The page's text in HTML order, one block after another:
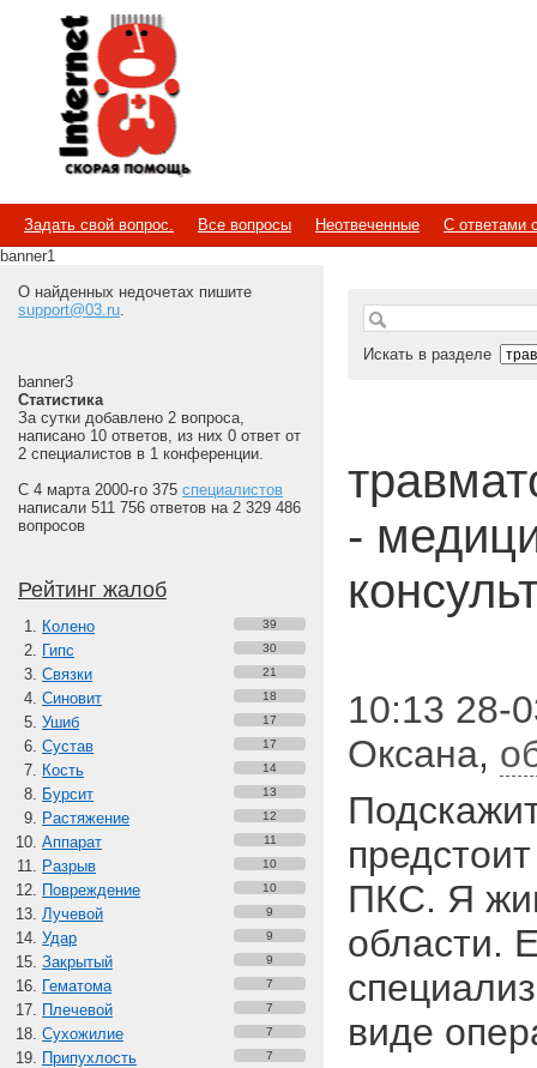
Internet
Скорая помощь
Задать свой вопрос. Все вопросы Неотвеченные
С ответами
banner1
О найденных недочетах пишите
support@03.ru.
banner3
Статистика
За сутки добавлено 2 вопроса,
написано 10 ответов, из них 0 ответ от
2 специалистов в 1 конференции.
С 4 марта 2000-го 375 специалистов
написали 511 756 ответов на 2 329 486
вопросов
Рейтинг жалоб
Колено 39
Гипс 30
Связки 21
Синовит 18
Ушиб 17
Сустав 17
Кость 14
Бурсит 13
Растяжение 12
Аппарат 11
Разрыв 10
Повреждение 10
Лучевой 9
Удар 9
Закрытый 9
Гематома 7
Плечевой 7
Сухожилие 7
Припухлость 7
Искать в разделе
-
10:13 28-
Оксана,
ПКС. Я
области.
виде